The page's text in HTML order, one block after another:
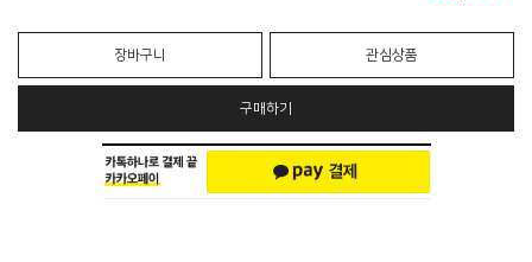
장바구니 관심상품
구매하기